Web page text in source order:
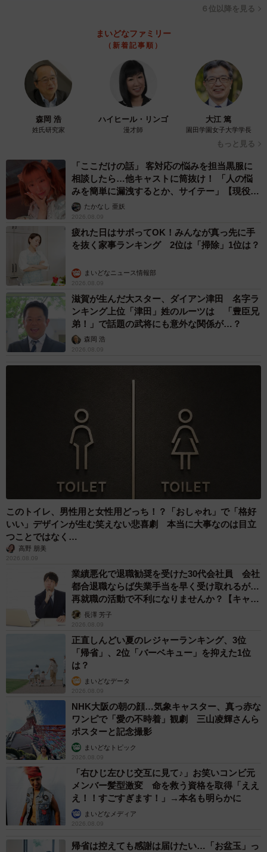
６位以降を見る
まいどなファミリー
（新着記事順）
森岡 浩
姓氏研究家
ハイヒール・リンゴ
漫才師
大江 篤
園田学園女子大学学長
もっと見る
「ここだけの話」 客対応の悩みを担当黒服に
相談したら…他キャストに筒抜け！ 「人の悩
みを簡単に漏洩するとか、サイテー」【現役キ
ャストに取材】
たかなし 亜妖
2026.08.09
疲れた日はサボってOK！みんなが真っ先に手
を抜く家事ランキング 2位は「掃除」1位は？
まいどなニュース情報部
2026.08.09
滋賀が生んだ大スター、ダイアン津田 名字ラ
ンキング上位「津田」姓のルーツは 「豊臣兄
弟！」で話題の武将にも意外な関係が…？
森岡 浩
2026.08.09
このトイレ、男性用と女性用どっち！？「おしゃれ」で「格好
いい」デザインが生む笑えない悲喜劇 本当に大事なのは目立
つことではなく…
高野 朋美
2026.08.09
業績悪化で退職勧奨を受けた30代会社員 会社
都合退職ならば失業手当を早く受け取れるが…
再就職の活動で不利になりませんか？【キャリ
アカウンセラーが解説】
長澤 芳子
2026.08.09
正直しんどい夏のレジャーランキング、3位
「帰省」、2位「バーベキュー」を抑えた1位
は？
まいどなデータ
2026.08.09
NHK大阪の朝の顔…気象キャスター、真っ赤な
ワンピで「愛の不時着」観劇 三山凌輝さんら
ポスターと記念撮影
まいどなトピック
2026.08.09
「右ひじ左ひじ交互に見て♪」お笑いコンビ元
メンバー髪型激変 命を救う資格を取得「ええ
え！！すごすぎます！」→本名も明らかに
まいどなメディア
2026.08.09
帰省は控えても感謝は届けたい…「お盆玉」っ